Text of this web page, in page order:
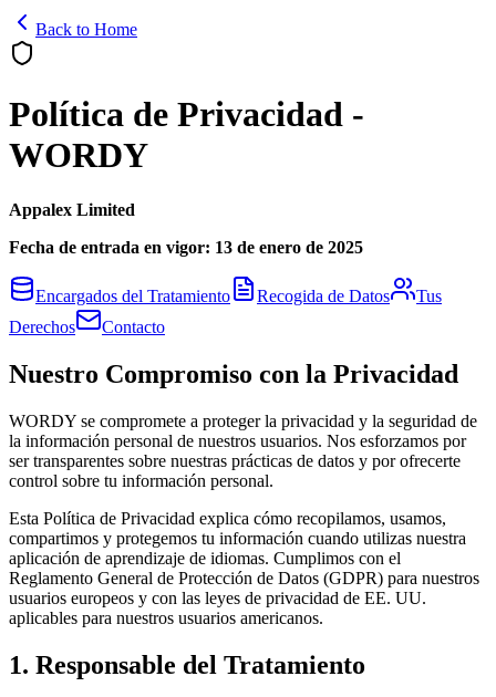
Back to Home
Política de Privacidad -
WORDY
Appalex Limited
Fecha de entrada en vigor: 13 de enero de 2025
Encargados del Tratamiento Recogida de Datos
Tus
Derechos
Contacto
Nuestro Compromiso con la Privacidad
WORDY se compromete a proteger la privacidad y la seguridad de
la información personal de nuestros usuarios. Nos esforzamos por
ser transparentes sobre nuestras prácticas de datos y por ofrecerte
control sobre tu información personal.
Esta Política de Privacidad explica cómo recopilamos, usamos,
compartimos y protegemos tu información cuando utilizas nuestra
aplicación de aprendizaje de idiomas. Cumplimos con el
Reglamento General de Protección de Datos (GDPR) para nuestros
usuarios europeos y con las leyes de privacidad de EE. UU.
aplicables para nuestros usuarios americanos.
1. Responsable del Tratamiento